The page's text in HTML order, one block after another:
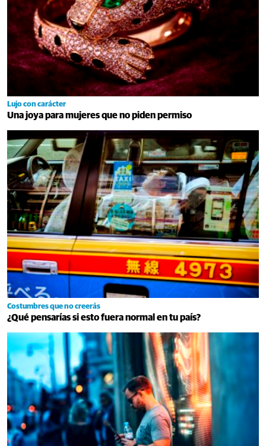
Lujo con carácter
Una joya para mujeres que no piden permiso
Costumbres que no creerás
¿Qué pensarías si esto fuera normal en tu país?